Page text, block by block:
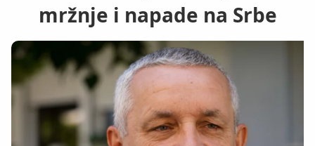
mržnje i napade na Srbe